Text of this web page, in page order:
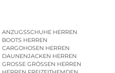
ANZUGSSCHUHE HERREN
BOOTS HERREN
CARGOHOSEN HERREN
DAUNENJACKEN HERREN
GROSSE GRÖSSEN HERREN